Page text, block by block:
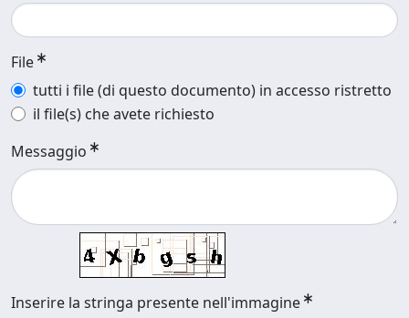
File
tutti i file (di questo documento) in accesso ristretto
il file(s) che avete richiesto
Messaggio
Inserire la stringa presente nell'immagine